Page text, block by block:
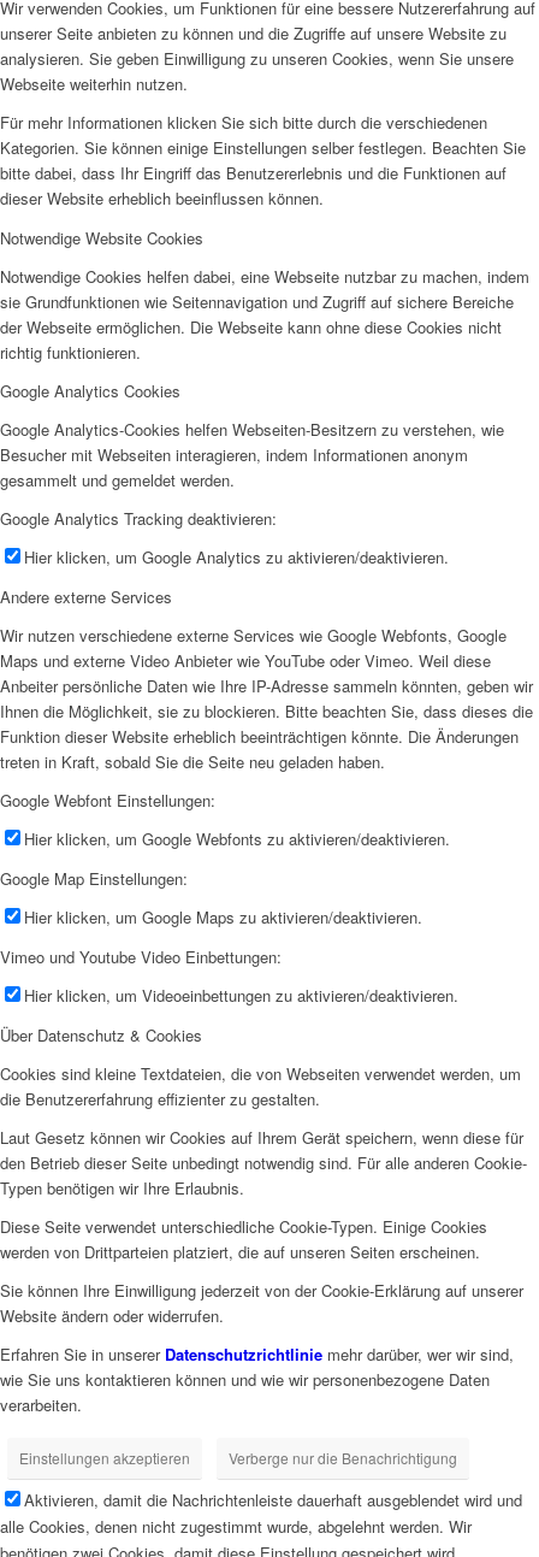
Wir verwenden Cookies, um Funktionen für eine bessere Nutzererfahrung auf
unserer Seite anbieten zu können und die Zugriffe auf unsere Website zu
analysieren. Sie geben Einwilligung zu unseren Cookies, wenn Sie unsere
Webseite weiterhin nutzen.
Für mehr Informationen klicken Sie sich bitte durch die verschiedenen
Kategorien. Sie können einige Einstellungen selber festlegen. Beachten Sie
bitte dabei, dass Ihr Eingriff das Benutzererlebnis und die Funktionen auf
dieser Website erheblich beeinflussen können.
Notwendige Website Cookies
Notwendige Cookies helfen dabei, eine Webseite nutzbar zu machen, indem
sie Grundfunktionen wie Seitennavigation und Zugriff auf sichere Bereiche
der Webseite ermöglichen. Die Webseite kann ohne diese Cookies nicht
richtig funktionieren.
Google Analytics Cookies
Google Analytics-Cookies helfen Webseiten-Besitzern zu verstehen, wie
Besucher mit Webseiten interagieren, indem Informationen anonym
gesammelt und gemeldet werden.
Google Analytics Tracking deaktivieren:
Hier klicken, um Google Analytics zu aktivieren/deaktivieren.
Andere externe Services
Wir nutzen verschiedene externe Services wie Google Webfonts, Google
Maps und externe Video Anbieter wie YouTube oder Vimeo. Weil diese
Anbeiter persönliche Daten wie Ihre IP-Adresse sammeln könnten, geben wir
Ihnen die Möglichkeit, sie zu blockieren. Bitte beachten Sie, dass dieses die
Funktion dieser Website erheblich beeinträchtigen könnte. Die Änderungen
treten in Kraft, sobald Sie die Seite neu geladen haben.
Google Webfont Einstellungen:
Hier klicken, um Google Webfonts zu aktivieren/deaktivieren.
Google Map Einstellungen:
Hier klicken, um Google Maps zu aktivieren/deaktivieren.
Vimeo und Youtube Video Einbettungen:
Hier klicken, um Videoeinbettungen zu aktivieren/deaktivieren.
Über Datenschutz & Cookies
Cookies sind kleine Textdateien, die von Webseiten verwendet werden, um
die Benutzererfahrung effizienter zu gestalten.
Laut Gesetz können wir Cookies auf Ihrem Gerät speichern, wenn diese für
den Betrieb dieser Seite unbedingt notwendig sind. Für alle anderen Cookie-
Typen benötigen wir Ihre Erlaubnis.
Diese Seite verwendet unterschiedliche Cookie-Typen. Einige Cookies
werden von Drittparteien platziert, die auf unseren Seiten erscheinen.
Sie können Ihre Einwilligung jederzeit von der Cookie-Erklärung auf unserer
Website ändern oder widerrufen.
Erfahren Sie in unserer Datenschutzrichtlinie mehr darüber, wer wir sind,
wie Sie uns kontaktieren können und wie wir personenbezogene Daten
verarbeiten.
Einstellungen akzeptieren Verberge nur die Benachrichtigung
Aktivieren, damit die Nachrichtenleiste dauerhaft ausgeblendet wird und
alle Cookies, denen nicht zugestimmt wurde, abgelehnt werden. Wir